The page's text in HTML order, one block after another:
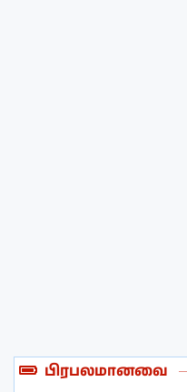
பிரபலமானவை